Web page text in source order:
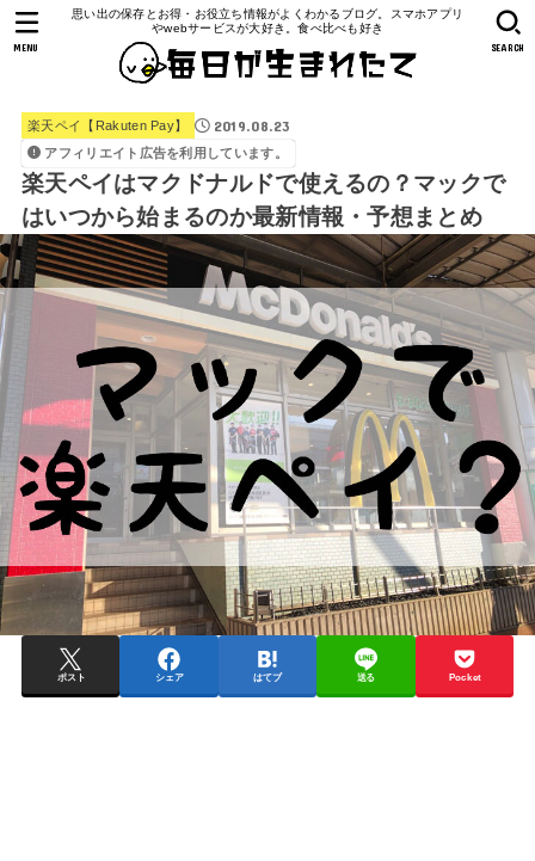
思い出の保存とお得・お役立ち情報がよくわかるブログ。スマホアプリ
やwebサービスが大好き。食べ比べも好き
SEARCH
MENU
楽天ペイ【Rakuten Pay】 2019.08.23
アフィリエイト広告を利用しています。
楽天ペイはマクドナルドで使えるの？マックで
はいつから始まるのか最新情報・予想まとめ
ポスト シェア はてブ 送る Pocket